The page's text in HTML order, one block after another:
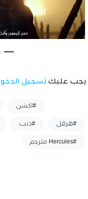
يجب عليك تسجيل
#اكشن
#هرقل #ذنب
#Hercules مترجم